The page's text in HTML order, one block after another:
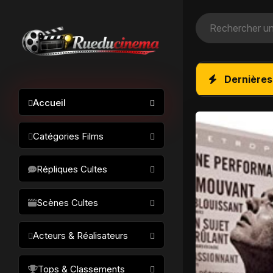
Accueil
Catégories Films
Science-fiction
Drame / Thriller
Comédie/humour
Horreur
Fantastique
Répliques Cultes
Scènes Cultes
Acteurs & Réalisateurs
Tops & Classements